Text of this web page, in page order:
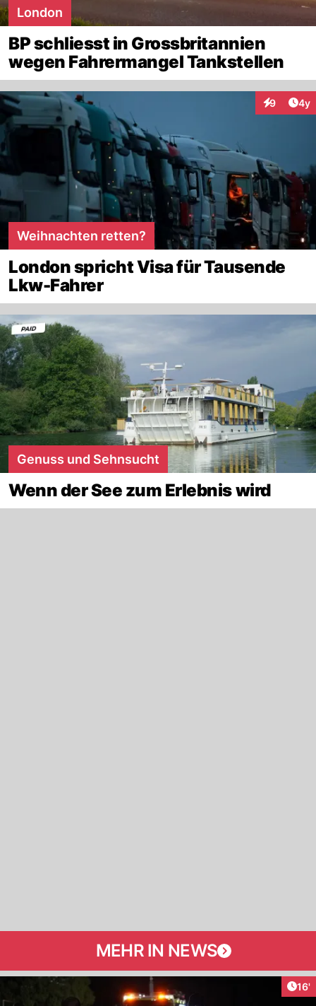
London
BP schliesst in Grossbritannien
wegen Fahrermangel Tankstellen
9 4y
Weihnachten retten?
London spricht Visa für Tausende
Lkw-Fahrer
Genuss und Sehnsucht
Wenn der See zum Erlebnis wird
MEHR IN NEWS
16'